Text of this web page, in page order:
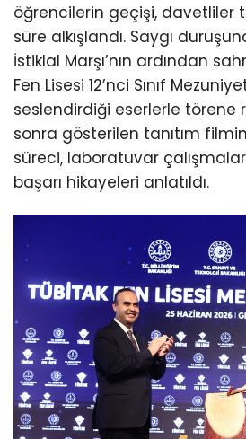
öğrencilerin geçişi, davetliler
süre alkışlandı. Saygı
İstiklal Marşı’nın ardından
Fen Lisesi 12’nci Sınıf
seslendirdiği eserlerle törene
sonra gösterilen tanıtım
süreci, laboratuvar
başarı hikayeleri anlatıldı.